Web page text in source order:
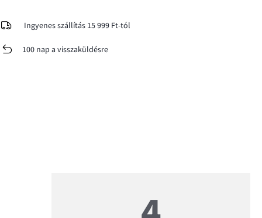
Ingyenes szállítás 15 999 Ft-tól
100 nap a visszaküldésre